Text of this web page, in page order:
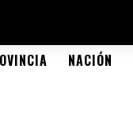
NACIÓN